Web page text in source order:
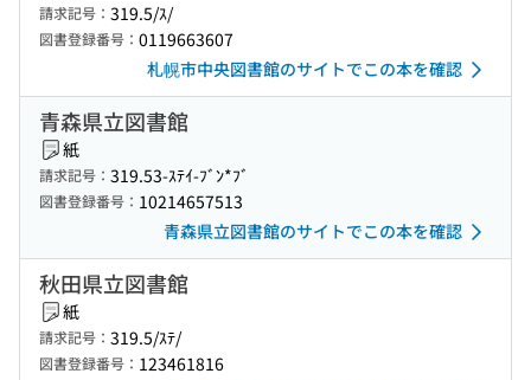
請求記号： 319.5/ｽ/
図書登録番号： 0119663607
札幌市中央図書館のサイトでこの本を確認
青森県立図書館
紙
請求記号： 319.53-ｽﾃｲ-ﾌﾞﾝ*ﾌﾞ
図書登録番号： 10214657513
青森県立図書館のサイトでこの本を確認
秋田県立図書館
紙
請求記号： 319.5/ｽﾃ/
図書登録番号： 123461816